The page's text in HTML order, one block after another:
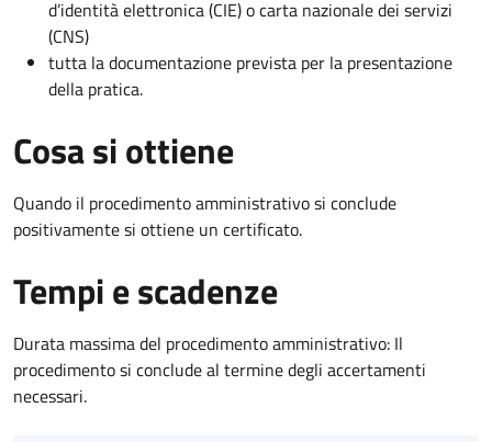
d’identità elettronica (CIE) o carta nazionale dei servizi
(CNS)
tutta la documentazione prevista per la presentazione
della pratica.
Cosa si ottiene
Quando il procedimento amministrativo si conclude
positivamente si ottiene un certificato.
Tempi e scadenze
Durata massima del procedimento amministrativo: Il
procedimento si conclude al termine degli accertamenti
necessari.